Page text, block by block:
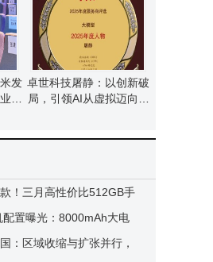
发
务
卓世科技屠静：以创新破
局，引领AI从虚拟迈向物
！三月高性价比512GB手
置曝光：8000mAh大电
航体验或迎飞跃
：区域收缩与扩张并行，